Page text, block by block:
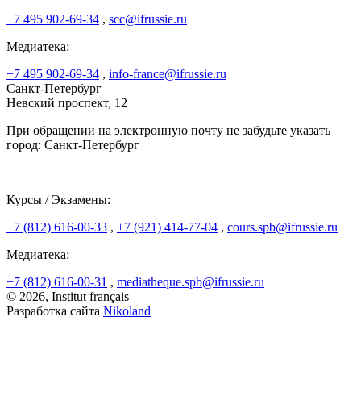
+7 495 902-69-34 , scc@ifrussie.ru
Медиатека:
+7 495 902-69-34 , info-france@ifrussie.ru
Санкт-Петербург
Невский проспект, 12
При обращении на электронную почту не забудьте указать
город: Санкт-Петербург
Курсы / Экзамены:
+7 (812) 616-00-33 , +7 (921) 414-77-04 , cours.spb@ifrussie.ru
Медиатека:
+7 (812) 616-00-31 , mediatheque.spb@ifrussie.ru
© 2026, Institut français
Разработка сайта Nikoland